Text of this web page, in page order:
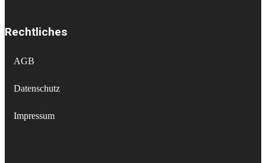
Rechtliches
AGB
Datenschutz
Impressum